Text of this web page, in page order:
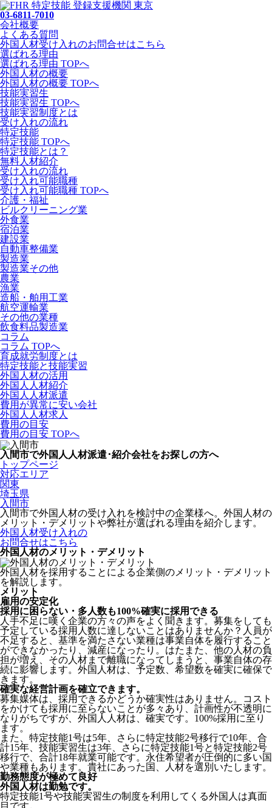
03-6811-7010
会社概要
よくある質問
外国人材受け入れのお問合せはこちら
選ばれる理由
選ばれる理由 TOPへ
外国人材の概要
外国人材の概要 TOPへ
技能実習生
技能実習生 TOPへ
技能実習制度とは
受け入れの流れ
特定技能
特定技能 TOPへ
特定技能とは？
無料人材紹介
受け入れの流れ
受け入れ可能職種
受け入れ可能職種 TOPへ
介護・福祉
ビルクリーニング業
外食業
宿泊業
建設業
自動車整備業
製造業
製造業その他
農業
漁業
造船・舶用工業
航空運輸業
その他の業種
飲食料品製造業
コラム
コラム TOPへ
育成就労制度とは
特定技能と技能実習
外国人材の活用
外国人人材紹介
外国人人材派遣
費用が異常に安い会社
外国人人材求人
費用の目安
費用の目安 TOPへ
入間市で外国人人材派遣･紹介会社をお探しの方へ
トップページ
対応エリア
関東
埼玉県
入間市
入間市で外国人材の受け入れを検討中の企業様へ。外国人材の
メリット・デメリットや弊社が選ばれる理由を紹介します。
外国人材受け入れの
お問合せはこちら
外国人材のメリット・デメリット
外国人材を採用することによる企業側のメリット・デメリット
を解説します。
メリット
雇用の安定化
採用に困らない・多人数も100%確実に採用できる
人手不足に嘆く企業の方々の声をよく聞きます。募集をしても
予定している採用人数に達しないことはありませんか？人員が
不足すると、基準を満たさない業種は事業自体を履行すること
ができなかったり、減産になったり。はたまた、他の人材の負
担が増え、その人材まで離職になってしまうと、事業自体の存
続に影響します。 外国人材は、予定数、希望数を確実に確保で
きます。
確実な経営計画を確立できます。
募集媒体は、採用できるかどうか確実性はありません。コスト
をかけても採用に至らないことが多々あり、計画性が不透明に
なりがちですが、外国人人材は、確実です。100%採用に至り
ます。
また、特定技能1号は5年、さらに特定技能2号移行で10年、合
計15年、技能実習生は3年、さらに特定技能1号と特定技能2号
移行で、合計18年就業可能です。永住希望者が圧倒的に多い国
や業種もあります。貴社にあった国、人材を選別いたします。
勤務態度が極めて良好
外国人材は勤勉です。
特定技能1号や技能実習生の制度を利用してくる外国人は真面
目 です。